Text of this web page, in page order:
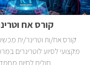
קורס אח
קורס אח/ות וטרינר/ית
מקצועי לסיוע לוטרינרים
חולים לחיות מחמד